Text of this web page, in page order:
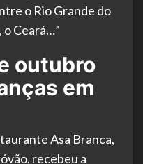
o Rio Grande do
o Ceará…”
outubro
em
Asa Branca,
recebeu a